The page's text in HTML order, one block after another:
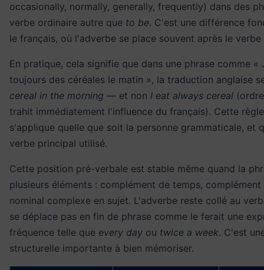
occasionally, normally, generally, frequently) dans des
verbe ordinaire autre que to be. C'est une différence
le français, où l'adverbe se place souvent après le verbe
En pratique, cela signifie que dans une phrase comme «
toujours des céréales le matin », la traduction anglaise
cereal in the morning — et non I eat always cereal
trahit immédiatement l'influence du français). Cette
s'applique quelle que soit la personne grammaticale, et
verbe principal utilisé.
Cette position pré-verbale est stable même quand la
plusieurs éléments : complément de temps,
nominal complexe en sujet. L'adverbe reste collé au
se déplace pas en fin de phrase comme le ferait une
fréquence telle que every day ou twice a week. C'est
structurelle importante à bien mémoriser.